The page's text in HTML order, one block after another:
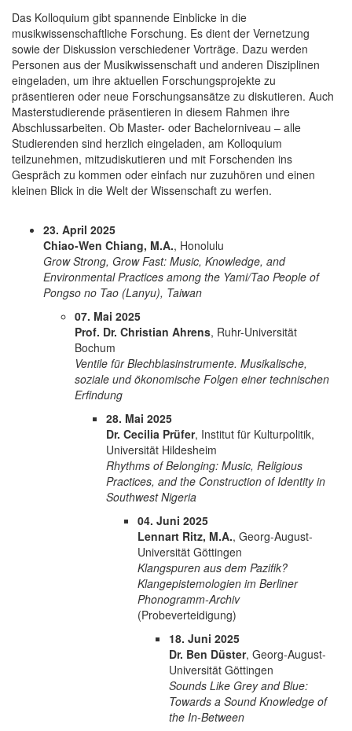
Das Kolloquium gibt spannende Einblicke in die
musikwissenschaftliche Forschung. Es dient der Vernetzung
sowie der Diskussion verschiedener Vorträge. Dazu werden
Personen aus der Musikwissenschaft und anderen Disziplinen
eingeladen, um ihre aktuellen Forschungsprojekte zu
präsentieren oder neue Forschungsansätze zu diskutieren. Auch
Masterstudierende präsentieren in diesem Rahmen ihre
Abschlussarbeiten. Ob Master- oder Bachelorniveau – alle
Studierenden sind herzlich eingeladen, am Kolloquium
teilzunehmen, mitzudiskutieren und mit Forschenden ins
Gespräch zu kommen oder einfach nur zuzuhören und einen
kleinen Blick in die Welt der Wissenschaft zu werfen.
23. April 2025
Chiao-Wen Chiang, M.A., Honolulu
Grow Strong, Grow Fast: Music, Knowledge, and
Environmental Practices among the Yami/Tao People of
Pongso no Tao (Lanyu), Taiwan
07. Mai 2025
Prof. Dr. Christian Ahrens, Ruhr-Universität
Bochum
Ventile für Blechblasinstrumente. Musikalische,
soziale und ökonomische Folgen einer technischen
Erfindung
28. Mai 2025
Dr. Cecilia Prüfer, Institut für Kulturpolitik,
Universität Hildesheim
Rhythms of Belonging: Music, Religious
Practices, and the Construction of Identity in
Southwest Nigeria
04. Juni 2025
Lennart Ritz, M.A., Georg-August-
Universität Göttingen
Klangspuren aus dem Pazifik?
Klangepistemologien im Berliner
Phonogramm-Archiv
(Probeverteidigung)
18. Juni 2025
Dr. Ben Düster, Georg-August-
Universität Göttingen
Sounds Like Grey and Blue:
Towards a Sound Knowledge of
the In-Between